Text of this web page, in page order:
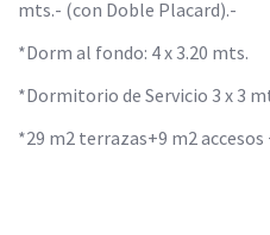
mts.- (con Doble Placard).-
*Dorm al fondo: 4 x 3.20 mts.
*Dormitorio de Servicio 3 x 3
*29 m2 terrazas+9 m2 accesos